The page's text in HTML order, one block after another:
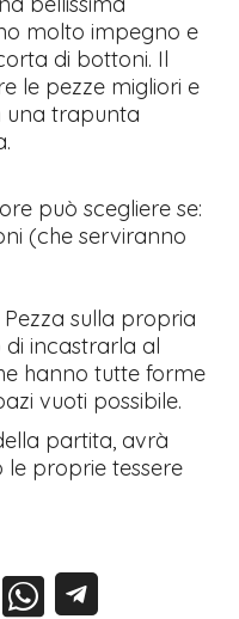
molto impegno e
di bottoni. Il
le pezze migliori e
una trapunta
può scegliere se:
(che serviranno
sulla propria
incastrarla al
hanno tutte forme
vuoti possibile.
partita, avrà
proprie tessere